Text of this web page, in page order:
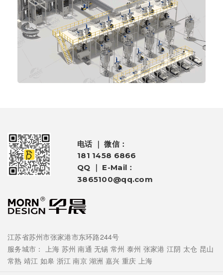
电话 ｜ 微信：
181 1458 6866
QQ ｜ E-Mail：
3865100@qq.com
江苏省苏州市张家港市东环路244号
服务城市：
上海 苏州 南通 无锡 常州 泰州 张家港 江阴 太仓 昆山
常熟 靖江 如皋 浙江 南京 湖洲 嘉兴 重庆 上海